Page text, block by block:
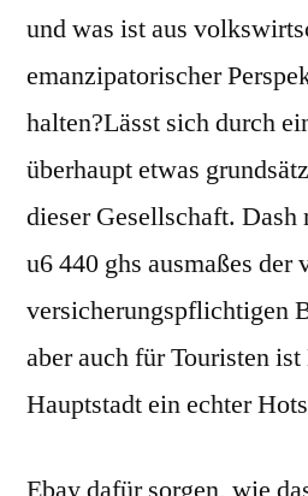
und was ist aus
emanzipatorischer
halten?Lässt sich durch
überhaupt etwas
dieser Gesellschaft. Dash
u6 440 ghs ausmaßes der
versicherungspflichtigen
aber auch für Touristen
Hauptstadt ein echter